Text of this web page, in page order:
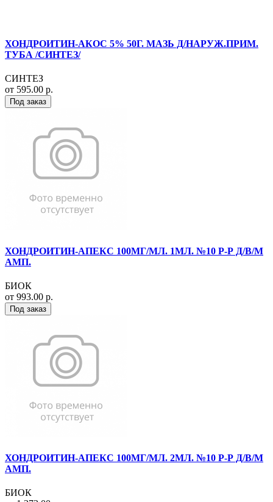
ХОНДРОИТИН-АКОС 5% 50Г. МАЗЬ Д/НАРУЖ.ПРИМ.
ТУБА /СИНТЕЗ/
СИНТЕЗ
от 595.00 р.
Под заказ
ХОНДРОИТИН-АПЕКС 100МГ/МЛ. 1МЛ. №10 Р-Р Д/В/М
АМП.
БИОК
от 993.00 р.
Под заказ
ХОНДРОИТИН-АПЕКС 100МГ/МЛ. 2МЛ. №10 Р-Р Д/В/М
АМП.
БИОК